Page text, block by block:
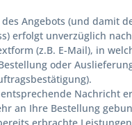
Angebots (und damit
erfolgt unverzüglich
(z.B. E-Mail), in
oder
Nachricht
an Ihre Bestellung